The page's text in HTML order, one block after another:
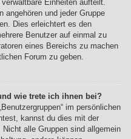
Einheiten aufteilt.
angehören und jeder Gruppe
Dies erleichtert es den
Benutzer auf einmal zu
eines Bereichs zu machen
Forum zu geben.
wie trete ich ihnen bei?
im persönlichen
kannst du dies mit der
alle Gruppen sind allgemein